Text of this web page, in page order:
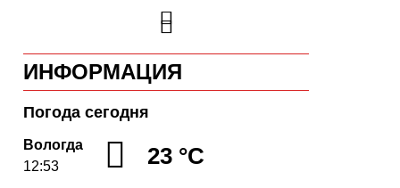
Вологде стала современным парком с
«есенинской» душой
5.08.2026 16:41 Почти 13,5 тысячи человек
пострадали от клещей в Вологодской
области с начала сезона
5.08.2026 16:02 Георгий Филимонов: Мы
создаем новую архитектуру строительного
рынка в области
ИНФОРМАЦИЯ
Погода сегодня
Вологда
12:53
23 °C